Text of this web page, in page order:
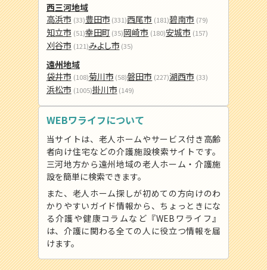
西三河地域
高浜市 (33)豊田市 (331)西尾市 (181)碧南市 (79)
知立市 (51)幸田町 (35)岡崎市 (180)安城市 (157)
刈谷市 (121)みよし市 (35)
遠州地域
袋井市 (108)菊川市 (58)磐田市 (227)湖西市 (33)
浜松市 (1005)掛川市 (149)
WEBワライフについて
当サイトは、老人ホームやサービス付き高齢
者向け住宅などの介護施設検索サイトです。
三河地方から遠州地域の老人ホーム・介護施
設を簡単に検索できます。
また、老人ホーム探しが初めての方向けのわ
かりやすいガイド情報から、ちょっときにな
る介護や健康コラムなど『WEBワライフ』
は、介護に関わる全ての人に役立つ情報を届
けます。